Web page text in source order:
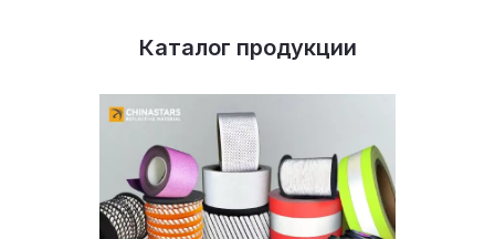
Каталог продукции